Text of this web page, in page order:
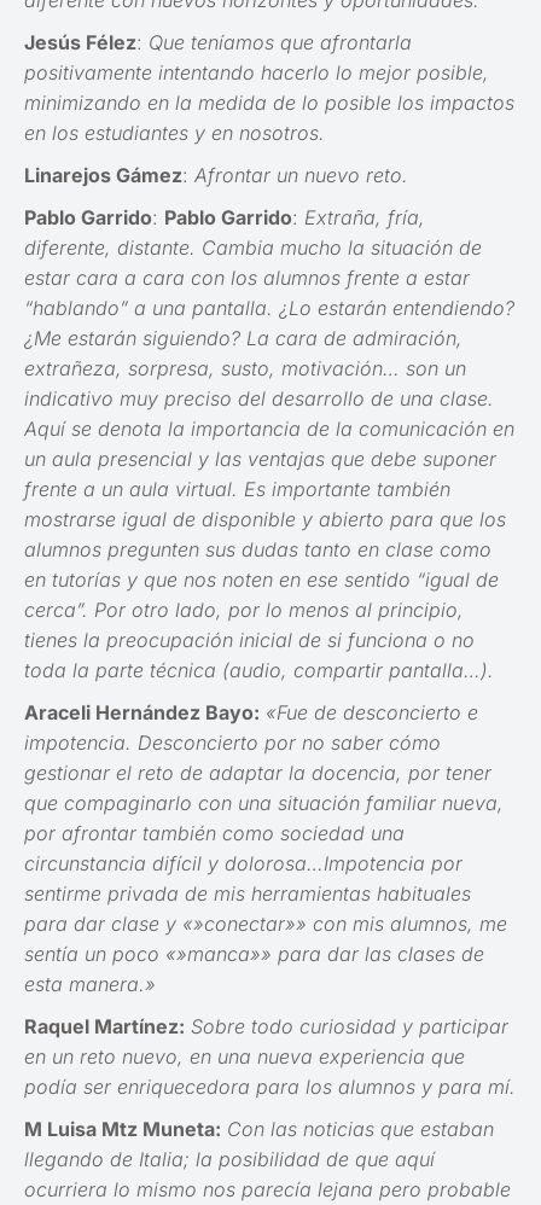
Jesús Félez: Que teníamos que afrontarla
positivamente intentando hacerlo lo mejor posible,
minimizando en la medida de lo posible los impactos
en los estudiantes y en nosotros.
Linarejos Gámez: Afrontar un nuevo reto.
Pablo Garrido: Pablo Garrido: Extraña, fría,
diferente, distante. Cambia mucho la situación de
estar cara a cara con los alumnos frente a estar
“hablando” a una pantalla. ¿Lo estarán entendiendo?
¿Me estarán siguiendo? La cara de admiración,
extrañeza, sorpresa, susto, motivación… son un
indicativo muy preciso del desarrollo de una clase.
Aquí se denota la importancia de la comunicación en
un aula presencial y las ventajas que debe suponer
frente a un aula virtual. Es importante también
mostrarse igual de disponible y abierto para que los
alumnos pregunten sus dudas tanto en clase como
en tutorías y que nos noten en ese sentido “igual de
cerca”. Por otro lado, por lo menos al principio,
tienes la preocupación inicial de si funciona o no
toda la parte técnica (audio, compartir pantalla…).
Araceli Hernández Bayo: «Fue de desconcierto e
impotencia. Desconcierto por no saber cómo
gestionar el reto de adaptar la docencia, por tener
que compaginarlo con una situación familiar nueva,
por afrontar también como sociedad una
circunstancia difícil y dolorosa…Impotencia por
sentirme privada de mis herramientas habituales
para dar clase y «»conectar»» con mis alumnos, me
sentía un poco «»manca»» para dar las clases de
esta manera.»
Raquel Martínez: Sobre todo curiosidad y participar
en un reto nuevo, en una nueva experiencia que
podía ser enriquecedora para los alumnos y para mí.
M Luisa Mtz Muneta: Con las noticias que estaban
llegando de Italia; la posibilidad de que aquí
ocurriera lo mismo nos parecía lejana pero probable